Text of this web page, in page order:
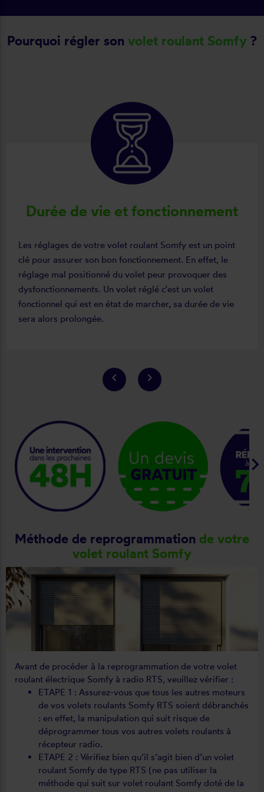
Pourquoi régler son volet roulant Somfy ?
Durée de vie et fonctionnement
Les réglages de votre volet roulant Somfy est un point
clé pour assurer son bon fonctionnement. En effet, le
réglage mal positionné du volet peur provoquer des
dysfonctionnements. Un volet réglé c'est un volet
fonctionnel qui est en état de marcher, sa durée de vie
sera alors prolongée.
keyboard_arrow_left keyboard_arrow_right
Méthode de reprogrammation de votre
volet roulant Somfy
Avant de procéder à la reprogrammation de votre volet
roulant électrique Somfy à radio RTS, veuillez vérifier :
ETAPE 1 : Assurez-vous que tous les autres moteurs
de vos volets roulants Somfy RTS soient débranchés
: en effet, la manipulation qui suit risque de
déprogrammer tous vos autres volets roulants à
récepteur radio.
ETAPE 2 : Vérifiez bien qu’il s’agit bien d’un volet
roulant Somfy de type RTS (ne pas utiliser la
méthode qui suit sur volet roulant Somfy doté de la